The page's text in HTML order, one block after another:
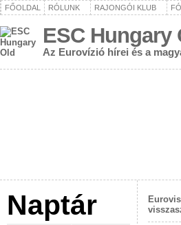
FŐOLDAL RÓLUNK RAJONGÓI KLUB
ESC Hungary
Az Eurovízió hírei és a
Naptár